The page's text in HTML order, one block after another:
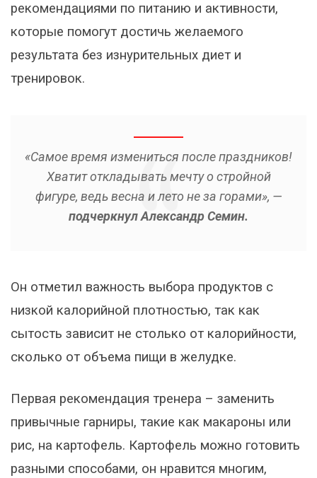
рекомендациями по питанию и активности,
которые помогут достичь желаемого
результата без изнурительных диет и
тренировок.
«Самое время измениться после праздников!
Хватит откладывать мечту о стройной
фигуре, ведь весна и лето не за горами», —
подчеркнул Александр Семин.
Он отметил важность выбора продуктов с
низкой калорийной плотностью, так как
сытость зависит не столько от калорийности,
сколько от объема пищи в желудке.
Первая рекомендация тренера – заменить
привычные гарниры, такие как макароны или
рис, на картофель. Картофель можно готовить
разными способами, он нравится многим,